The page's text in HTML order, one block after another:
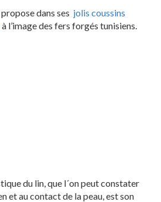
dans ses jolis coussins
à l’image des fers forgés tunisiens.
du lin, que l´on peut constater
et au contact de la peau, est son